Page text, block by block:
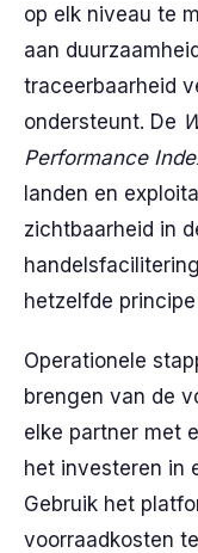
op elk niveau te
aan
traceerbaarheid
ondersteunt. De
Performance
landen en
zichtbaarheid in
hetzelfde
Operationele
brengen van de
elke partner met
het investeren in
Gebruik het
voorraadkosten